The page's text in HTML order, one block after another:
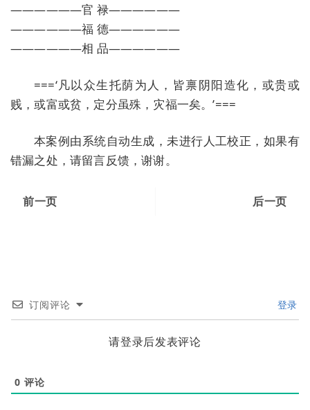
——————官 禄——————
——————福 德——————
——————相 品——————
===‘凡以众生托荫为人，皆禀阴阳造化，或贵或
贱，或富或贫，定分虽殊，灾福一矣。’===
本案例由系统自动生成，未进行人工校正，如果有
错漏之处，请留言反馈，谢谢。
前一页 后一页
订阅评论 登录
请登录后发表评论
0 评论